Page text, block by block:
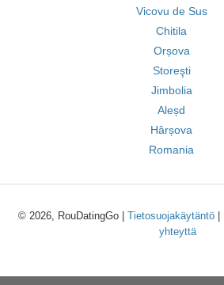
Vicovu de Sus
Chitila
Orșova
Storeşti
Jimbolia
Aleșd
Hârșova
Romania
© 2026, RouDatingGo | Tietosuojakäytäntö|
yhteyttä